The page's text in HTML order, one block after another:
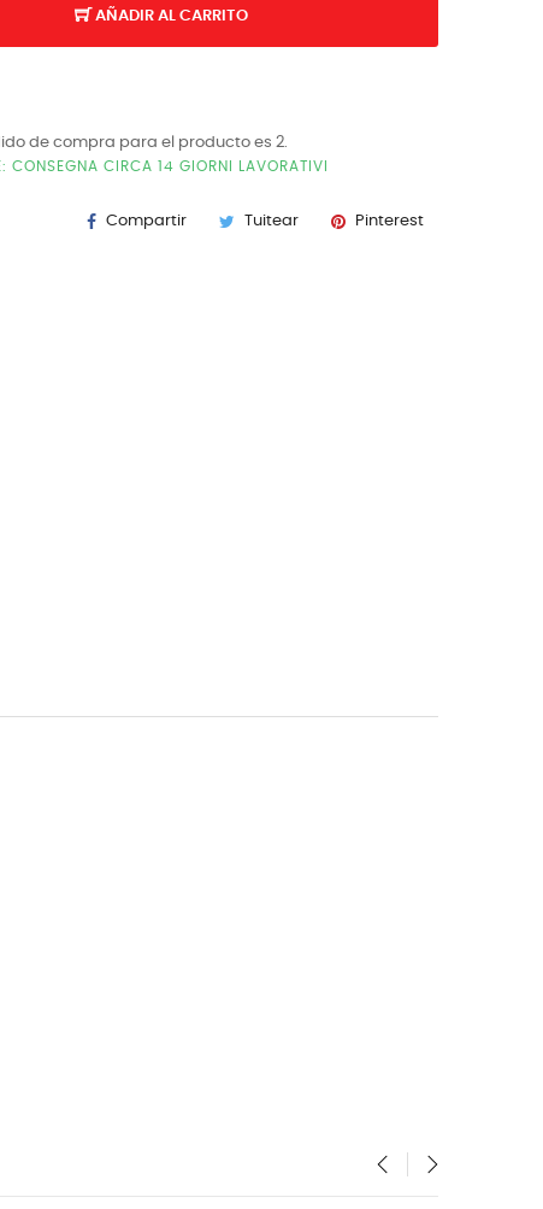
AÑADIR AL CARRITO
de compra para el producto es 2.
CONSEGNA CIRCA 14 GIORNI LAVORATIVI
Compartir Tuitear Pinterest